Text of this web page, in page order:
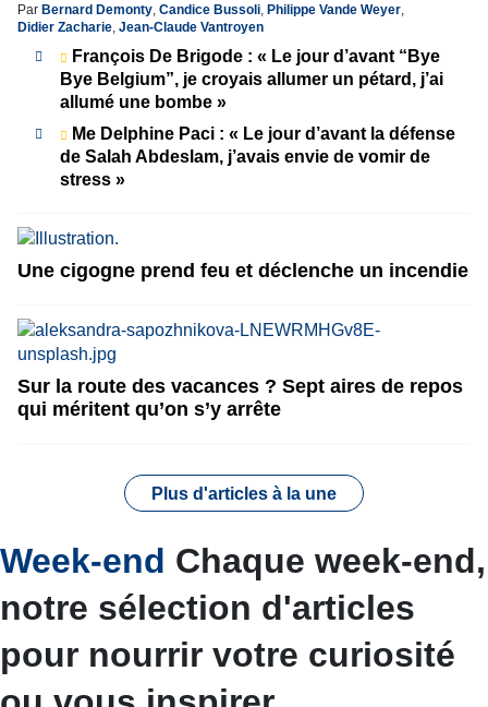
Par Bernard Demonty, Candice Bussoli, Philippe Vande Weyer,
Didier Zacharie, Jean-Claude Vantroyen
François De Brigode : « Le jour d’avant “Bye
Bye Belgium”, je croyais allumer un pétard, j’ai
allumé une bombe »
Me Delphine Paci : « Le jour d’avant la défense
de Salah Abdeslam, j’avais envie de vomir de
stress »
Une cigogne prend feu et déclenche un incendie
Sur la route des vacances ? Sept aires de repos
qui méritent qu’on s’y arrête
Plus d'articles à la une
Week-end Chaque week-end,
notre sélection d'articles
pour nourrir votre curiosité